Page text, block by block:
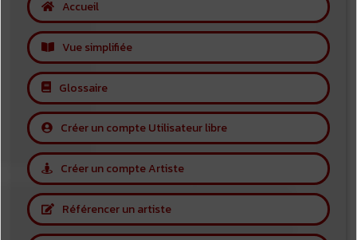
Accueil
Vue simplifiée
Glossaire
Créer un compte Utilisateur libre
Créer un compte Artiste
Référencer un artiste